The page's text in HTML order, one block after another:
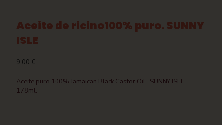
Aceite de ricino100% puro. SUNNY
ISLE
9,00 €
Aceite puro 100% Jamaican Black Castor Oil . SUNNY ISLE.
178ml.